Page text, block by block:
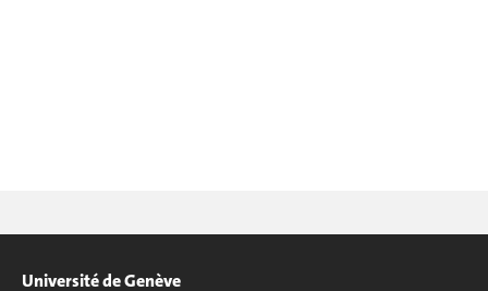
Université de Genève